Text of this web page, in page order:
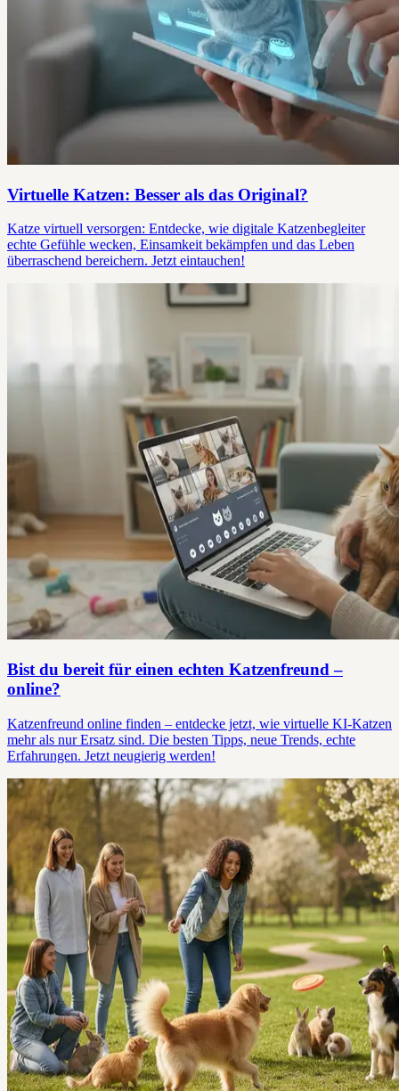
Virtuelle Katzen: Besser als das Original?
Katze virtuell versorgen: Entdecke, wie digitale Katzenbegleiter
echte Gefühle wecken, Einsamkeit bekämpfen und das Leben
überraschend bereichern. Jetzt eintauchen!
Bist du bereit für einen echten Katzenfreund –
online?
Katzenfreund online finden – entdecke jetzt, wie virtuelle KI-Katzen
mehr als nur Ersatz sind. Die besten Tipps, neue Trends, echte
Erfahrungen. Jetzt neugierig werden!